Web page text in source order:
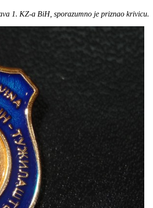
1. KZ-a BiH, sporazumno je priznao krivicu.